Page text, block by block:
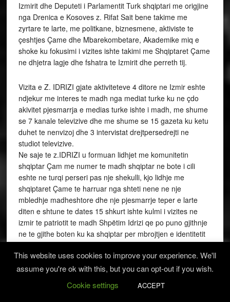
Izmirit dhe Deputeti i Parlamentit Turk shqiptari me origjine
nga Drenica e Kosoves z. Rifat Sait bene takime me
zyrtare te larte, me politkane, biznesmene, aktiviste te
çeshtjes Çame dhe Mbarekombetare, Akademike miq e
shoke ku fokusimi i vizites ishte takimi me Shqiptaret Çame
ne dhjetra lagje dhe fshatra te Izmirit dhe perreth tij.
Vizita e Z. IDRIZI gjate aktiviteteve 4 ditore ne Izmir eshte
ndjekur me interes te madh nga mediat turke ku ne çdo
akivitet pjesmarrja e medias turke ishte i madh, me shume
se 7 kanale televizive dhe me shume se 15 gazeta ku ketu
duhet te nenvizoj dhe 3 intervistat drejtpersedrejti ne
studiot televizive.
Ne saje te z.IDRIZI u formuan lidhjet me komunitetin
shqiptar Çam me numer te madh shqiptar ne bote i cili
eshte ne turqi perseri pas nje shekulli, kjo lidhje me
shqiptaret Çame te harruar nga shteti nene ne nje
mbledhje madheshtore dhe nje pjesmarrje teper e larte
diten e shtune te dates 15 shkurt ishte kulmi i vizites ne
izmir te patriotit te madh Shpëtim Idrizi qe po puno gjithnje
ne te gjithe boten ku ka shqiptar per mbrojtjen e identitetit
shqiptar dhe te drejtave te tyre.(BS)
FILED UNDER:
CAMET,PDIU,SHPETIM IDRIZI,TURQI
This website uses cookies to improve your experience. We'll
assume you're ok with this, but you can opt-out if you wish.
Cookie settings
ACCEPT